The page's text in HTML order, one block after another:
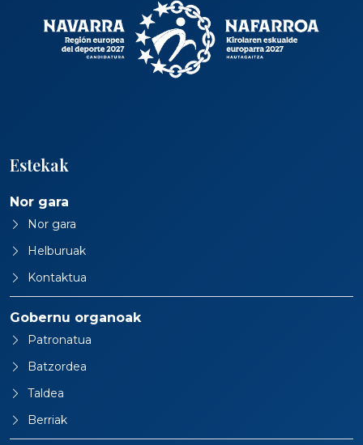
Estekak
Nor gara
Nor gara
Helburuak
Kontaktua
Gobernu organoak
Patronatua
Batzordea
Taldea
Berriak